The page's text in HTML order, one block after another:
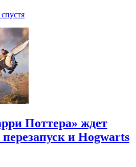
Поттера» ждет
и Hogwarts